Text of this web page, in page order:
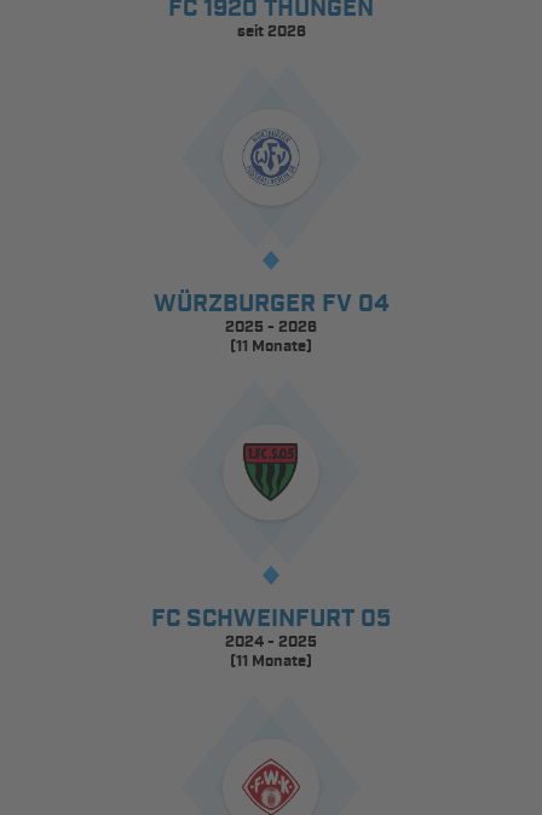
FC 1920 THÜNGEN
seit 2026
WÜRZBURGER FV 04
2025 - 2026
(11 Monate)
FC SCHWEINFURT 05
2024 - 2025
(11 Monate)